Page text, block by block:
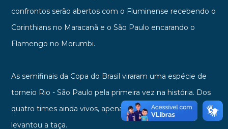
confrontos serão abertos com o Fluminense recebendo o
Corinthians no Maracanã e o São Paulo encarando o
Flamengo no Morumbi.
As semifinais da Copa do Brasil viraram uma espécie de
torneio Rio - São Paulo pela primeira vez na história. Dos
quatro times ainda vivos, apenas o São Paulo nunca
levantou a taça.